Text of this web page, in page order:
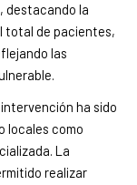
destacando la
total de pacientes,
las
ha sido
locales como
La
realizar